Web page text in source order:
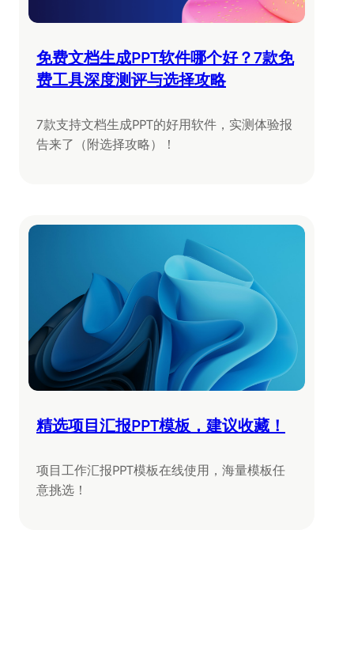
免费文档生成PPT软件哪个好？7款免
费工具深度测评与选择攻略
7款支持文档生成PPT的好用软件，实测体验报
告来了（附选择攻略）！
精选项目汇报PPT模板，建议收藏！
项目工作汇报PPT模板在线使用，海量模板任
意挑选！